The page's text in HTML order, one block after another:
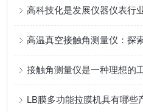
高科技化是发展仪器仪表行
高温真空接触角测量仪：探
接触角测量仪是一种理想的
LB膜多功能拉膜机具有哪些